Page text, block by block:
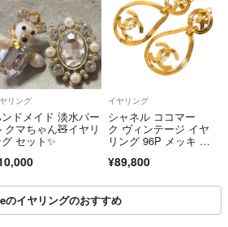
リング
ドメイド 淡水パー
クマちゃん🧸イヤリ
セット✨️
イヤリング
シャネル ココマー
ク ヴィンテージ イヤ
リング 96P メッキ レ
28-82351】
¥89,800
のイヤリングのおすすめ